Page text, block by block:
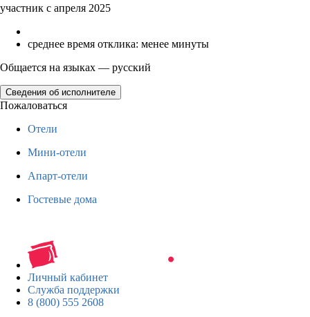
участник с апреля 2025
среднее время отклика: менее минуты
Общается на языках — русский
Сведения об исполнителе
Пожаловаться
Отели
Мини-отели
Апарт-отели
Гостевые дома
Личный кабинет
Служба поддержки
8 (800) 555 2608